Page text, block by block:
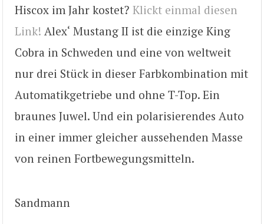
Hiscox im Jahr kostet? Klickt einmal diesen
Link! Alex‘ Mustang II ist die einzige King
Cobra in Schweden und eine von weltweit
nur drei Stück in dieser Farbkombination mit
Automatikgetriebe und ohne T-Top. Ein
braunes Juwel. Und ein polarisierendes Auto
in einer immer gleicher aussehenden Masse
von reinen Fortbewegungsmitteln.
Sandmann